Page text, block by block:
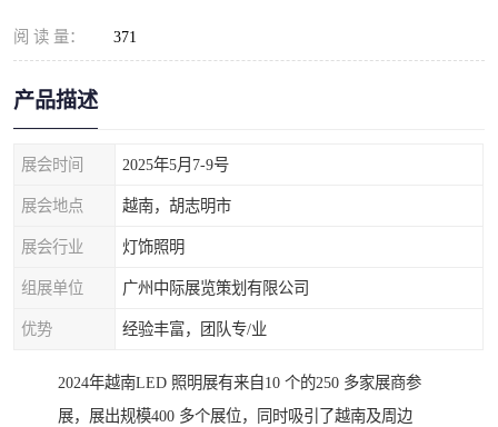
阅 读 量： 371
产品描述
展会时间 2025年5月7-9号
展会地点 越南，胡志明市
展会行业 灯饰照明
组展单位 广州中际展览策划有限公司
优势 经验丰富，团队专/业
2024年越南LED 照明展有来自10 个的250 多家展商参
展，展出规模400 多个展位，同时吸引了越南及周边